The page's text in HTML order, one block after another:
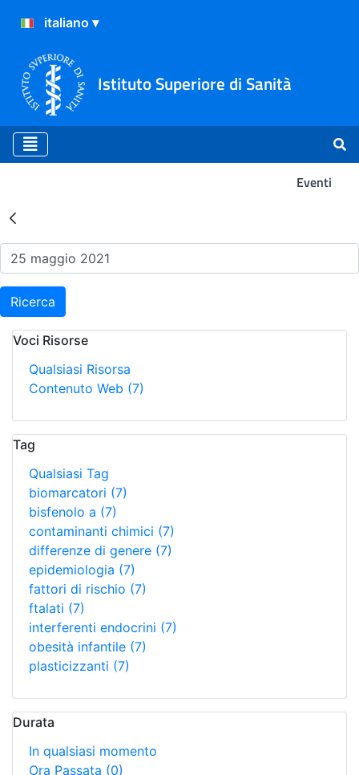
Istituto Superiore di Sanità
Eventi
Risultati della Ricerca -
Ricerca
Voci Risorse
Qualsiasi Risorsa
Contenuto Web (7)
Tag
Qualsiasi Tag
biomarcatori (7)
bisfenolo a (7)
contaminanti chimici (7)
differenze di genere (7)
epidemiologia (7)
fattori di rischio (7)
ftalati (7)
interferenti endocrini (7)
obesità infantile (7)
plasticizzanti (7)
Durata
In qualsiasi momento
Ora Passata (0)